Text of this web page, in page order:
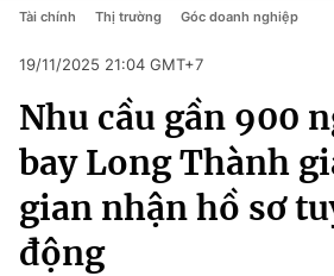
Chuyên mục
Chính trị
Xã hội
Chính trị
Pháp luật
Kinh tế
Thể thao
Truyền hình
Văn hóa - Giải trí
Đời sống
Tài chính Thị trường Góc doanh nghiệp
19/11/2025 21:04 GMT+7
Nhu cầu gần 900
bay Long Thành
gian nhận hồ sơ
động